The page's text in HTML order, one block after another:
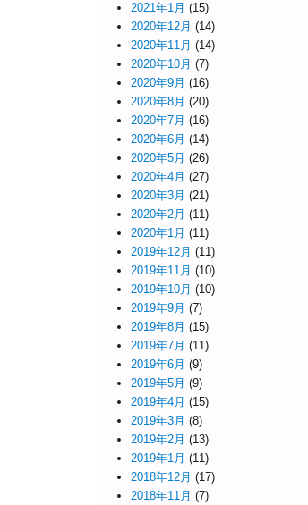
2021年1月 (15)
2020年12月 (14)
2020年11月 (14)
2020年10月 (7)
2020年9月 (16)
2020年8月 (20)
2020年7月 (16)
2020年6月 (14)
2020年5月 (26)
2020年4月 (27)
2020年3月 (21)
2020年2月 (11)
2020年1月 (11)
2019年12月 (11)
2019年11月 (10)
2019年10月 (10)
2019年9月 (7)
2019年8月 (15)
2019年7月 (11)
2019年6月 (9)
2019年5月 (9)
2019年4月 (15)
2019年3月 (8)
2019年2月 (13)
2019年1月 (11)
2018年12月 (17)
2018年11月 (7)